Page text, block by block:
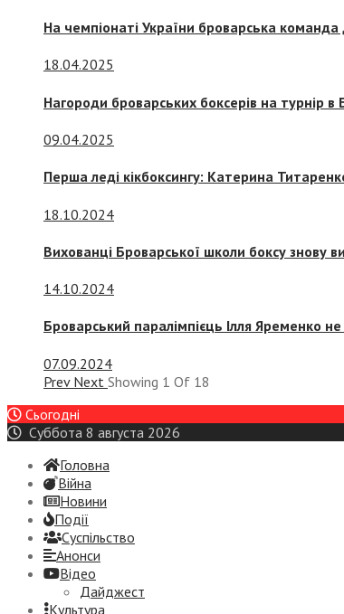
На чемпіонаті України броварська
18.04.2025
Нагороди броварських боксерів на турнір в
09.04.2025
Перша леді кікбоксингу: Катерина
18.10.2024
Вихованці Броварської школи боксу знову
14.10.2024
Броварський паралімпієць Ілля Яременко
07.09.2024
Prev Next Showing 1 Of 18
Сьогодні
Суббота 8 августа 2026
Головна
Війна
Новини
Події
Суспiльство
Анонси
Відео
Дайджест
Культура